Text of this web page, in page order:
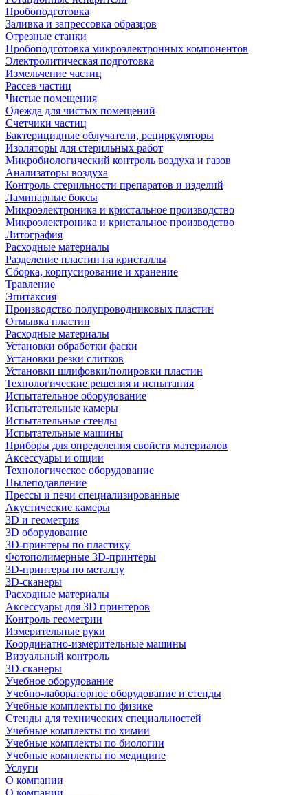
Пробоподготовка
Заливка и запрессовка образцов
Отрезные станки
Пробоподготовка микроэлектронных компонентов
Электролитическая подготовка
Измельчение частиц
Рассев частиц
Чистые помещения
Одежда для чистых помещений
Счетчики частиц
Бактерицидные облучатели, рециркуляторы
Изоляторы для стерильных работ
Микробиологический контроль воздуха и газов
Анализаторы воздуха
Контроль стерильности препаратов и изделий
Ламинарные боксы
Микроэлектроника и кристальное производство
Микроэлектроника и кристальное производство
Литография
Расходные материалы
Разделение пластин на кристаллы
Сборка, корпусирование и хранение
Травление
Эпитаксия
Производство полупроводниковых пластин
Отмывка пластин
Расходные материалы
Установки обработки фаски
Установки резки слитков
Установки шлифовки/полировки пластин
Технологические решения и испытания
Испытательное оборудование
Испытательные камеры
Испытательные стенды
Испытательные машины
Приборы для определения свойств материалов
Аксессуары и опции
Технологическое оборудование
Пылеподавление
Прессы и печи специализированные
Акустические камеры
3D и геометрия
3D оборудование
3D-принтеры по пластику
Фотополимерные 3D-принтеры
3D-принтеры по металлу
3D-сканеры
Расходные материалы
Аксессуары для 3D принтеров
Контроль геометрии
Измерительные руки
Координатно-измерительные машины
Визуальный контроль
3D-сканеры
Учебное оборудование
Учебно-лабораторное оборудование и стенды
Учебные комплекты по физике
Стенды для технических специальностей
Учебные комплекты по химии
Учебные комплекты по биологии
Учебные комплекты по медицине
Услуги
О компании
О компании